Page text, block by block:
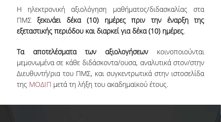
ΜΕΛΗ Ε.ΔΙ.Π.
ΔΙΟΙΚΗΤΙΚΗ ΥΠΟΣΤΗΡΙΞΗ
HR ΔΡΑΣΤΗΡΙΟΤΗΤΕΣ
ONBOARDING
Η ηλεκτρονική αξιολόγηση μαθήματος/διδασκαλίας στα
ΠΜΣξεκινάει δέκα (10) ημέρες πριν την έναρξη της
εξεταστικής περιόδου και διαρκεί για δέκα (10) ημέρες.
Τα αποτελέσματα των αξιολογήσεων κοινοποιούνται
μεμονωμένα σε κάθε διδάσκοντα/ουσα, αναλυτικά στον/στην
Διευθυντή/ρια του ΠΜΣ, και συγκεντρωτικά στην ιστοσελίδα
της ΜΟΔΙΠ μετά τη λήξη του ακαδημαϊκού έτους.